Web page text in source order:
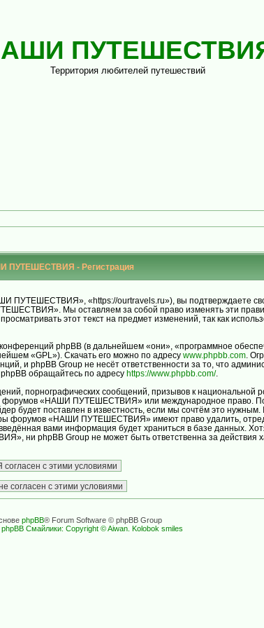
Территория любителей путешествий
ПУТЕШЕСТВИЯ - Регистрация
«https://ourtravels.ru»), вы подтверждаете
Мы оставляем за собой право изменять эти
этот текст на предмет изменений, так как
phpBB (в дальнейшем «они», «программное
«GPL»). Скачать его можно по адресу www.phpbb.com.
и phpBB Group не несёт ответственности за то, что
обращайтесь по адресу https://www.phpbb.com/.
порнографических сообщений, призывов к национальной
форумов «НАШИ ПУТЕШЕСТВИЯ» или международное право.
будет поставлен в известность, если мы сочтём это
форумов «НАШИ ПУТЕШЕСТВИЯ» имеют право удалить,
вами информация будет храниться в базе данных.
phpBB Group не может быть ответственна за действия
phpBB® Forum Software © phpBB Group
Смайлики: Copyright © Aiwan. Kolobok smiles